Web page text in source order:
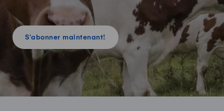
S'abonner maintenant!